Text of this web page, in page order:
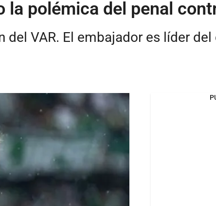
polémica del penal
VAR. El embajador es líder